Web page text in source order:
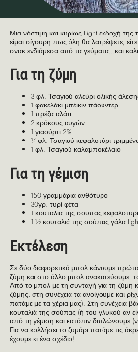
Μια νόστιμη και κυρίως Light εκδοχή
είμαι σίγουρη πως όλη θα λατρέψετε,
σνακ ενδιάμεσα από τα γεύματα…και
Για τη ζύμη
3 φλ. Τσαγιού αλεύρι ολικής
1 φακελάκι μπέικιν πάουντερ
1 πρέζα αλάτι
2 κρόκους αυγών
1 γιαούρτι 2%
¾ φλ. Τσαγιού κεφαλοτύρι
1 φλ. Τσαγιού καλαμποκέλαιο
Για τη γέμιση
150 γραμμάρια ανθότυρο
30γρ. τυρί φέτα
1 κουταλιά της σούπας
1 ½ κουταλιά της σούπας γάλα
Εκτέλεση
Σε δύο διαφορετικά μπολ κάνουμε
ζύμη και στο άλλο μπολ ανακατεύουμε
Από το μπολ με τη συνταγή για τη ζύμη
ζύμης, στη συνέχεια τα ανοίγουμε και
πατάμε με τα χέρια μας). Στη συνέχεια
κουταλιά της σούπας (ή του γλυκού αν
από τη γέμιση και κατόπιν διπλώνουμε
Για να κολλήσει το ζυμάρι πατάμε τις
έχουμε κι ένα σχέδιο!